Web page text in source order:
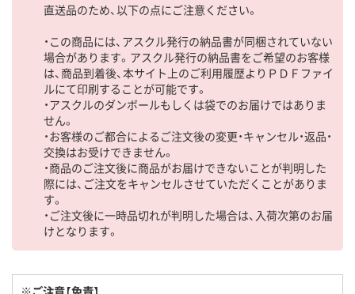
直送品のため、以下の点にご注意ください。
・この商品には、アスクル発行の納品書が同梱されていない
場合があります。アスクル発行の納品書をご希望のお客様
は、商品到着後、本サイト上のご利用履歴よりＰＤＦファイ
ルにて印刷することが可能です。
・アスクルのダンボールもしくは袋でのお届けではありま
せん。
・お客様のご都合によるご注文後の変更・キャンセル・返品・
交換はお受けできません。
・商品のご注文後に商品がお届けできないことが判明した
際には、ご注文をキャンセルさせていただくことがありま
す。
・ご注文後に一時品切れが判明した場合は、入荷次第のお届
けとなります。